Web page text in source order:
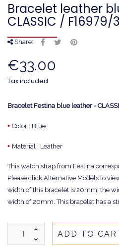
Bracelet leather
CLASSIC / F16979/3
Share:
€33.00
Tax included
Bracelet Festina blue leather -
• Color : Blue
• Material : Leather
This watch strap from Festina
Please click Alternative Models to
width of this bracelet is 20mm, the
width of 20mm. This bracelet has a
ADD TO